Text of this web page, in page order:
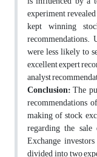
experiment
kept winning
were less likely to
excellent expert
analyst
Conclusion:The
recommendations
making of stock
regarding the
Exchange